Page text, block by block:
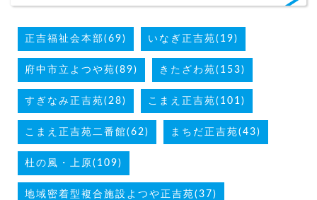
正吉福祉会本部(69) いなぎ正吉苑(19)
府中市立よつや苑(89) きたざわ苑(153)
すぎなみ正吉苑(28) こまえ正吉苑(101)
こまえ正吉苑二番館(62) まちだ正吉苑(43)
杜の風・上原(109)
地域密着型複合施設よつや正吉苑(37)